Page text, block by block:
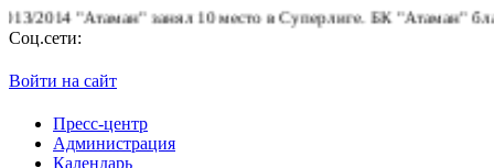
"Атаман" занял 10 место в Суперлиге.БК "Атаман"
Соц.сети:
Войти на сайт
Пресс-центр
Администрация
Календарь